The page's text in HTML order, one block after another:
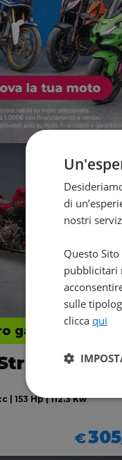
garantito
| 153 Hp | 112.3 Kw
€305
di
nostri
Questo
pubblicitari
sulle
clicca qui